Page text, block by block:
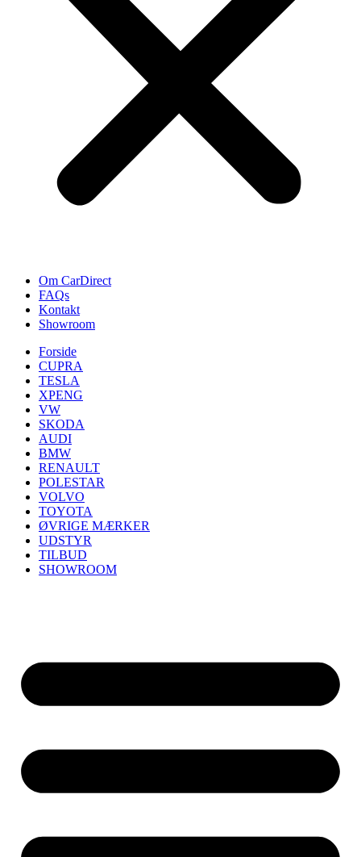
Om CarDirect
FAQs
Kontakt
Showroom
Forside
CUPRA
TESLA
XPENG
VW
SKODA
AUDI
BMW
RENAULT
POLESTAR
VOLVO
TOYOTA
ØVRIGE MÆRKER
UDSTYR
TILBUD
SHOWROOM